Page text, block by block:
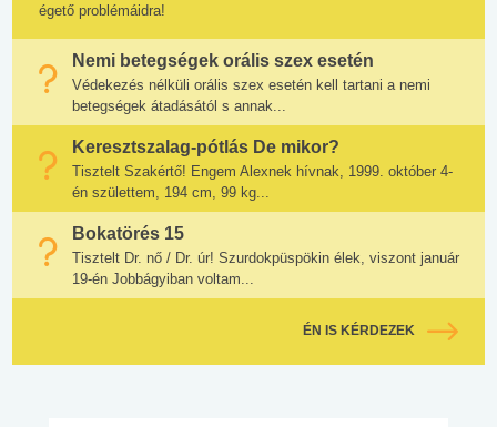
égető problémáidra!
Nemi betegségek orális szex esetén
Védekezés nélküli orális szex esetén kell tartani a nemi
betegségek átadásától s annak...
Keresztszalag-pótlás De mikor?
Tisztelt Szakértő! Engem Alexnek hívnak, 1999. október 4-
én születtem, 194 cm, 99 kg...
Bokatörés 15
Tisztelt Dr. nő / Dr. úr! Szurdokpüspökin élek, viszont január
19-én Jobbágyiban voltam...
ÉN IS KÉRDEZEK